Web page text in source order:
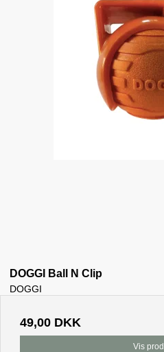
DOGGI Ball N Clip
DOGGI
49,00 DKK
Vis